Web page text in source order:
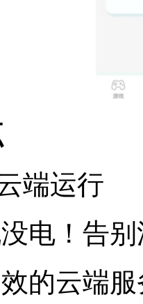
端运行
电！告
的云端